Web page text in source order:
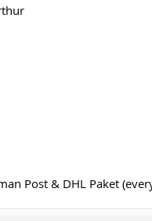
Post & DHL Paket